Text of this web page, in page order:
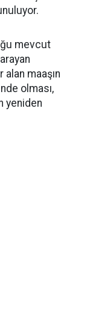
mevcut
maaşın
olması,
yeniden